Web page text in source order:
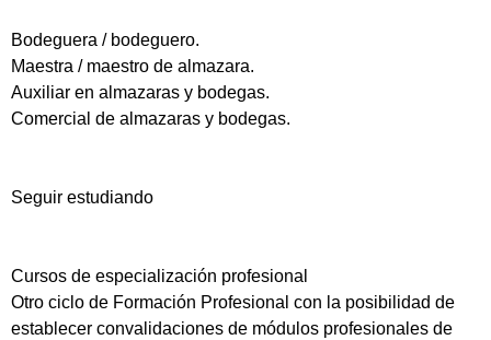
Bodeguera / bodeguero.
Maestra / maestro de almazara.
Auxiliar en almazaras y bodegas.
Comercial de almazaras y bodegas.
Seguir estudiando
Cursos de especialización profesional
Otro ciclo de Formación Profesional con la posibilidad de
establecer convalidaciones de módulos profesionales de